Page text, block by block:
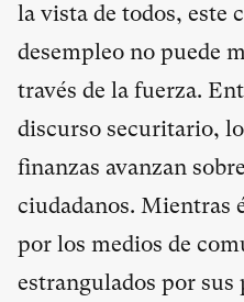
la vista de todos, este
desempleo no puede
través de la fuerza.
discurso securitario,
finanzas avanzan
ciudadanos. Mientras
por los medios de
estrangulados por sus